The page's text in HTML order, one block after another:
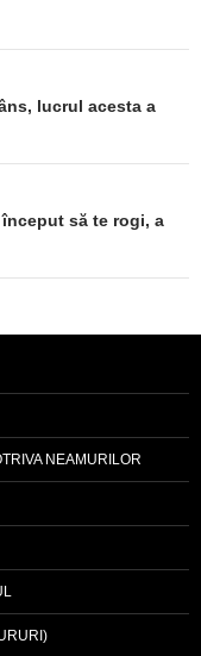
lucrul acesta a
să te rogi, a
NEAMURILOR